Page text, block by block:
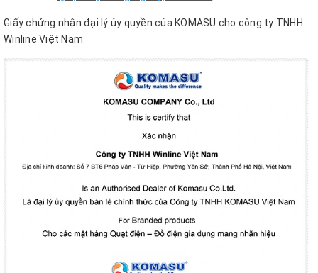
Giấy chứng nhận đại lý ủy quyền của KOMASU cho công ty TNHH
Winline Việt Nam